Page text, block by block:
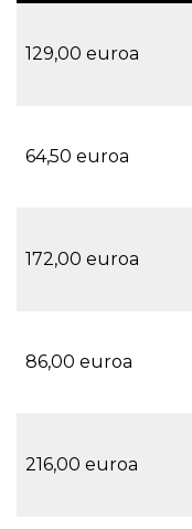
129,00 euroa
64,50 euroa
172,00 euroa
86,00 euroa
216,00 euroa